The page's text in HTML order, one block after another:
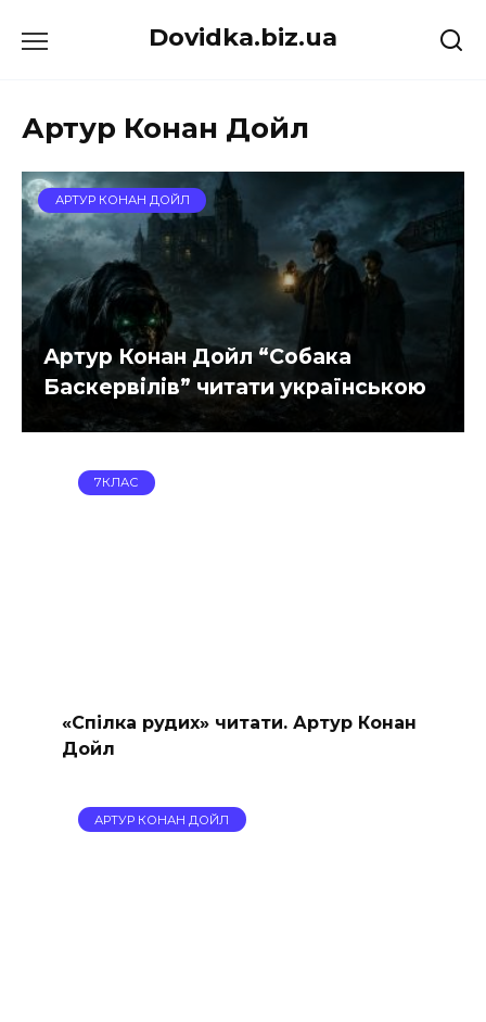
до
Dovidka.biz.ua
Артур Конан Дойл
АРТУР КОНАН ДОЙЛ
Артур Конан Дойл “Собака
Баскервілів” читати українською
7КЛАС
«Спілка рудих» читати. Артур Конан
Дойл
АРТУР КОНАН ДОЙЛ